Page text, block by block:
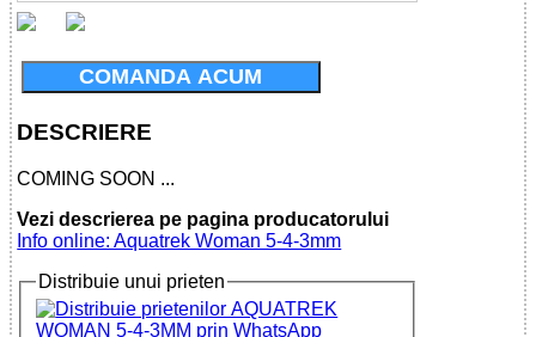
COMANDA ACUM
DESCRIERE
COMING SOON ...
Vezi descrierea pe pagina producatorului
Info online: Aquatrek Woman 5-4-3mm
Distribuie unui prieten